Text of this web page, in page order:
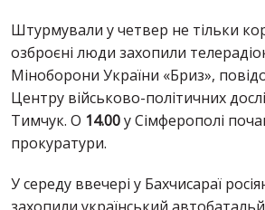
Штурмували у четвер не тільки
озброєні люди захопили
Міноборони України «Бриз»,
Центру військово-політичних
Тимчук. О 14.00у Сімферополі
прокуратури.
У середу ввечері у Бахчисараї